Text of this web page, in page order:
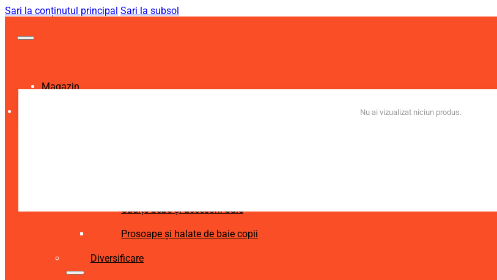
Sari la conținutul principal Sari la subsol
Magazin
Cădițe bebe și accesorii baie
Prosoape și halate de baie copii
Diversificare
Nu ai vizualizat niciun produs.